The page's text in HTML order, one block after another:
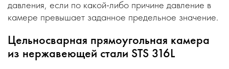
давления, если по какой-либо причине давление в
камере превышает заданное предельное значение.
Цельносварная прямоугольная камера
из нержавеющей стали STS 316L